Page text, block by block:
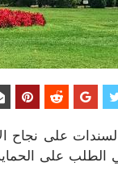
على نجاح
الطلب على